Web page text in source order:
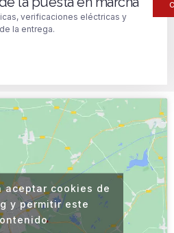
verificaciones eléctricas y
la entrega.
aceptar cookies de
y permitir este